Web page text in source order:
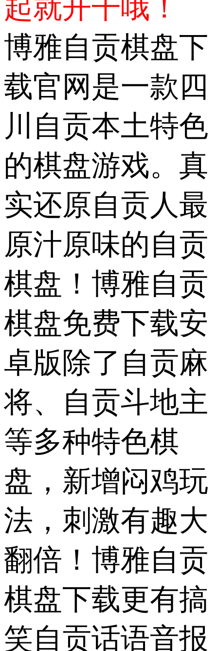
起就开干哦！
博雅自贡棋盘下
载官网是一款四
川自贡本土特色
的棋盘游戏。真
实还原自贡人最
原汁原味的自贡
棋盘！博雅自贡
棋盘免费下载安
卓版除了自贡麻
将、自贡斗地主
等多种特色棋
盘，新增闷鸡玩
法，刺激有趣大
翻倍！博雅自贡
棋盘下载更有搞
笑自贡话语音报